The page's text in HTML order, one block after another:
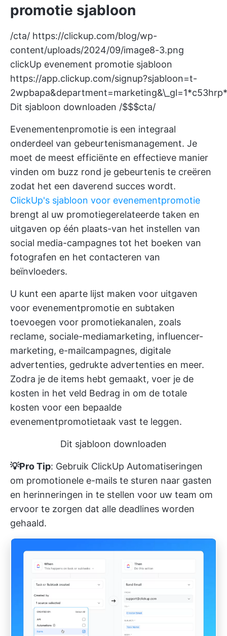
promotie sjabloon
/cta/ https://clickup.com/blog/wp-
content/uploads/2024/09/image8-3.png
clickUp evenement promotie sjabloon
https://app.clickup.com/signup?sjabloon=t-
Dit sjabloon downloaden /$$$cta/
Evenementenpromotie is een integraal
onderdeel van gebeurtenismanagement. Je
moet de meest efficiënte en effectieve manier
vinden om buzz rond je gebeurtenis te creëren
zodat het een daverend succes wordt.
ClickUp's sjabloon voor evenementpromotie
brengt al uw promotiegerelateerde taken en
uitgaven op één plaats-van het instellen van
social media-campagnes tot het boeken van
fotografen en het contacteren van
beïnvloeders.
U kunt een aparte lijst maken voor uitgaven
voor evenementpromotie en subtaken
toevoegen voor promotiekanalen, zoals
reclame, sociale-mediamarketing, influencer-
marketing, e-mailcampagnes, digitale
advertenties, gedrukte advertenties en meer.
Zodra je de items hebt gemaakt, voer je de
kosten in het veld Bedrag in om de totale
kosten voor een bepaalde
evenementpromotietaak vast te leggen.
Dit sjabloon downloaden
💡Pro Tip: Gebruik ClickUp Automatiseringen
om promotionele e-mails te sturen naar gasten
en herinneringen in te stellen voor uw team om
ervoor te zorgen dat alle deadlines worden
gehaald.